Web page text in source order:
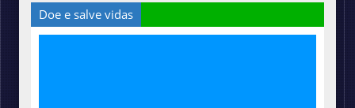
Doe e salve vidas